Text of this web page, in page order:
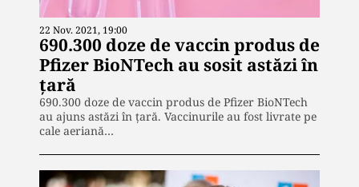
22 Nov. 2021, 19:00
690.300 doze de vaccin produs de
Pfizer BioNTech au sosit astăzi în
țară
690.300 doze de vaccin produs de Pfizer BioNTech
au ajuns astăzi în țară. Vaccinurile au fost livrate pe
cale aeriană…